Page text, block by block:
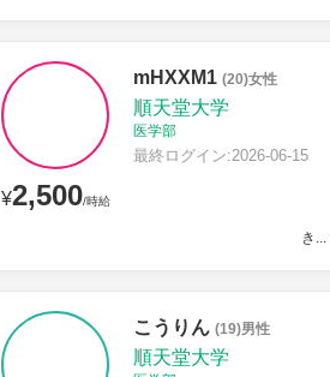
¥2,500/時給
mHXXM1 (20)女性
順天堂大学
医学部
最終ログイン:2026-06-15
き...
こうりん (19)男性
順天堂大学